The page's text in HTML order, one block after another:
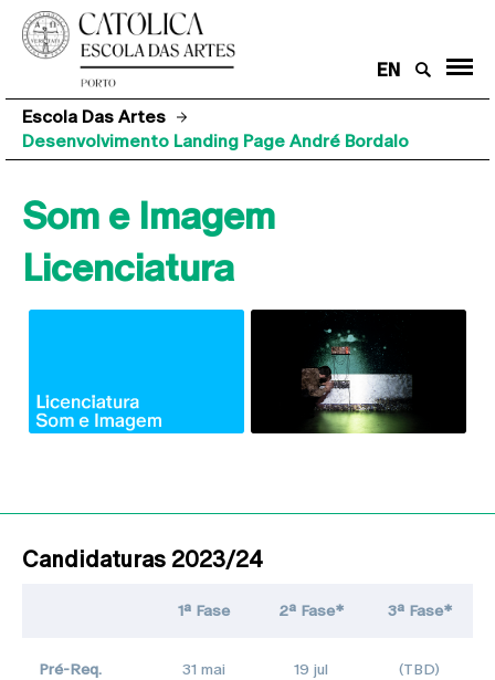
EN
Escola Das Artes
Desenvolvimento Landing Page André Bordalo
Som e Imagem
Licenciatura
Candidaturas 2023/24
1ª Fase 2ª Fase* 3ª Fase*
Pré-Req. 31 mai 19 jul (TBD)